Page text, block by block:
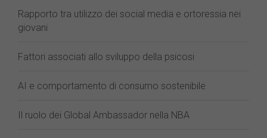
Rapporto tra utilizzo dei social media e ortoressia nei
giovani
Fattori associati allo sviluppo della psicosi
AI e comportamento di consumo sostenibile
Il ruolo dei Global Ambassador nella NBA